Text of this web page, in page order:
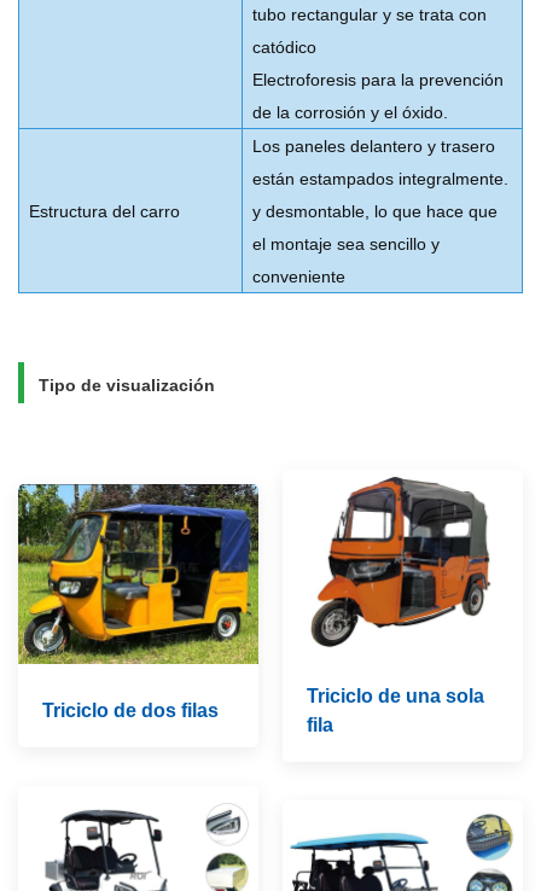
tubo rectangular y se trata con
catódico
Electroforesis para la prevención
de la corrosión y el óxido.
Estructura del carro
Los paneles delantero y trasero
están estampados integralmente.
y desmontable, lo que hace que
el montaje sea sencillo y
conveniente
Tipo de visualización
Triciclo de dos filas
Triciclo de una sola
fila